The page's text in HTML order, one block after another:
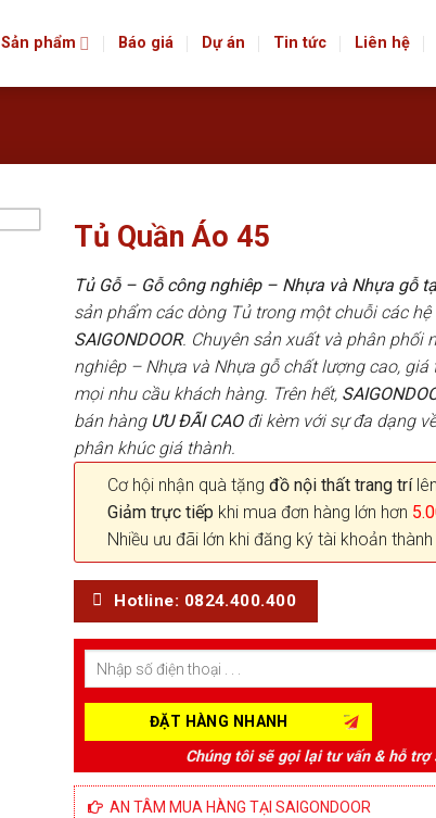
Sản phẩm Báo giá Dự án Tin tức Liên hệ
Tủ Quần Áo 45
Tủ Gỗ – Gỗ công nghiêp – Nhựa và Nhựa gỗ
sản phẩm các dòng Tủ trong một chuỗi các
SAIGONDOOR. Chuyên sản xuất và phân phối
nghiêp – Nhựa và Nhựa gỗ chất lượng cao,
mọi nhu cầu khách hàng. Trên hết,
bán hàng ƯU ĐÃI CAO đi kèm với sự đa dạng
phân khúc giá thành.
Cơ hội nhận quà tặng đồ nội thất trang trí
Giảm trực tiếp khi mua đơn hàng lớn hơn
Nhiều ưu đãi lớn khi đăng ký tài khoản
Hotline: 0824.400.400
Chúng tôi sẽ gọi lại tư vấn & hỗ
AN TÂM MUA HÀNG TẠI SAIGONDOOR